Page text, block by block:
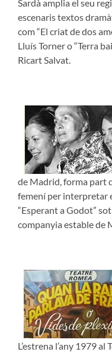
Sardà amplia el seu
escenaris textos
com “El criat de dos
Lluís Torner o “Terra
Ricart Salvat.
de Madrid, forma part
femení per interpretar
“Esperant a Godot”
companyia estable de
L’estrena l’any 1979 al